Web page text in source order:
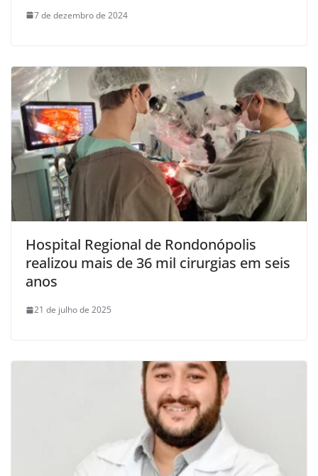
7 de dezembro de 2024
Hospital Regional de Rondonópolis
realizou mais de 36 mil cirurgias em seis
anos
21 de julho de 2025